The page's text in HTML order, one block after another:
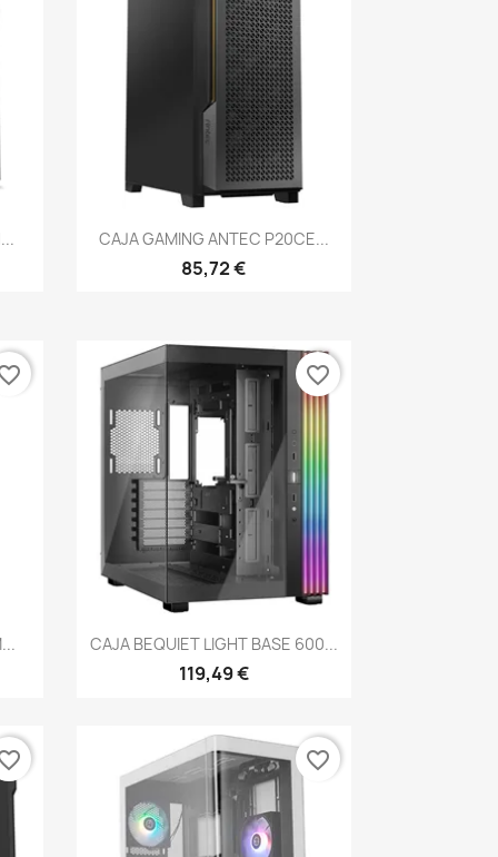
Vista rápida
CAJA GAMING ANTEC P20CE...
85,72 €
Vista rápida
CAJA BEQUIET LIGHT BASE 600...
119,49 €
favorite_border
favorite_border